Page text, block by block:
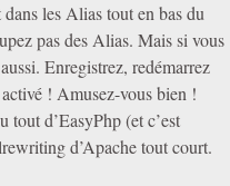
dans les Alias tout en bas du
pas des Alias. Mais si vous
Enregistrez, redémarrez
! Amusez-vous bien !
tout d’EasyPhp (et c’est
d’Apache tout court.